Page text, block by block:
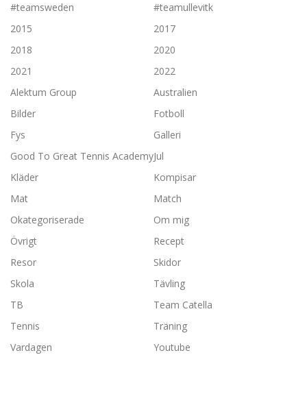
#teamsweden
#teamullevitk
2015
2017
2018
2020
2021
2022
Alektum Group
Australien
Bilder
Fotboll
Fys
Galleri
Good To Great Tennis AcademyJul
Kläder
Kompisar
Mat
Match
Okategoriserade
Om mig
Övrigt
Recept
Resor
Skidor
Skola
Tävling
TB
Team Catella
Tennis
Träning
Vardagen
Youtube